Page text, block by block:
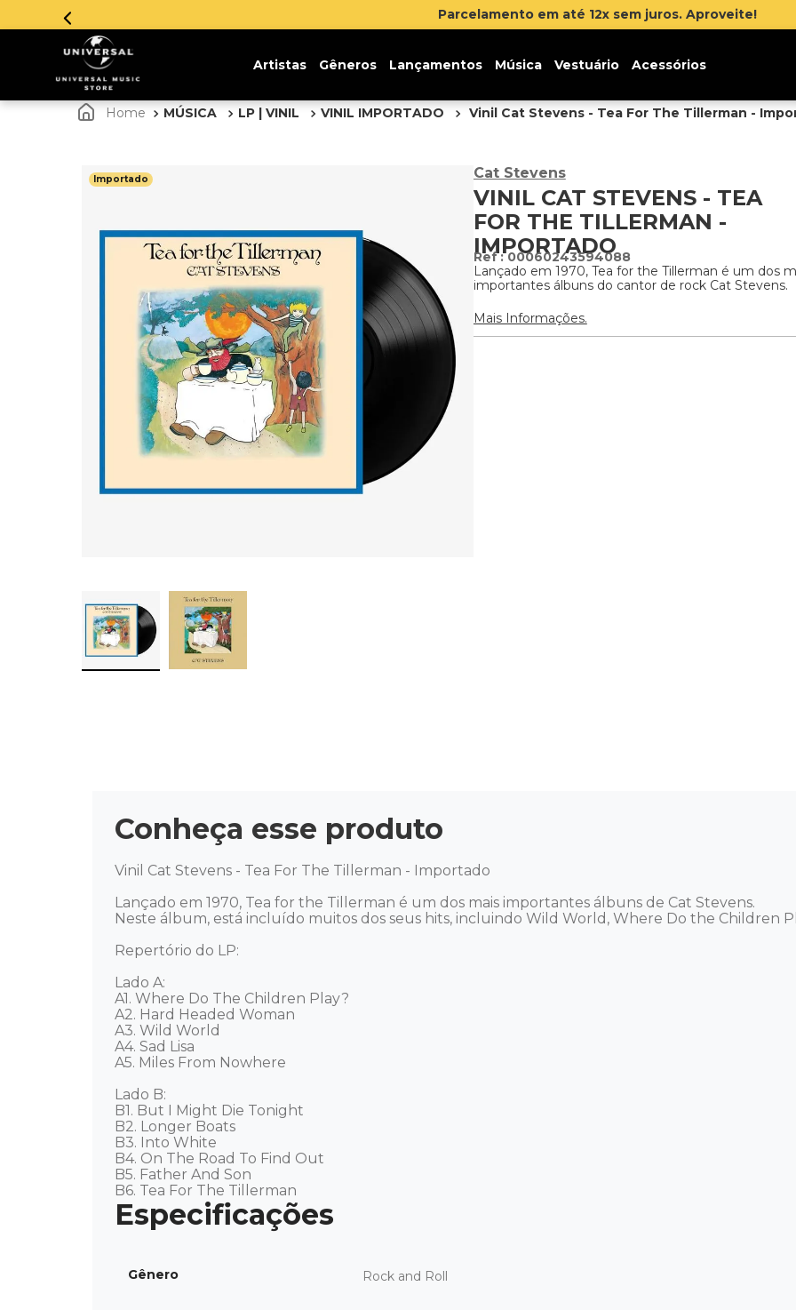
Inscreva-se na
Artistas Gêneros Lançamentos Música Vestuário Acessórios
MÚSICA LP | VINIL VINIL IMPORTADO Vinil Cat Stevens - Tea For The Tillerman -
Importado Cat Stevens
VINIL CAT STEVENS - TEA
FOR THE TILLERMAN -
IMPORTADO
:00060243594088
Lançado em 1970, Tea for the Tillerman é um dos
importantes álbuns do cantor de rock Cat Stevens.
Mais Informações.
Conheça esse produto
Vinil Cat Stevens - Tea For The Tillerman - Importado
Lançado em 1970, Tea for the Tillerman é um dos mais importantes álbuns de Cat Stevens.
Neste álbum, está incluído muitos dos seus hits, incluindo Wild World, Where Do the Children
Repertório do LP:
Lado A:
A1. Where Do The Children Play?
A2. Hard Headed Woman
A3. Wild World
A4. Sad Lisa
A5. Miles From Nowhere
Lado B:
B1. But I Might Die Tonight
B2. Longer Boats
B3. Into White
B4. On The Road To Find Out
B5. Father And Son
B6. Tea For The Tillerman
Gênero Rock and Roll